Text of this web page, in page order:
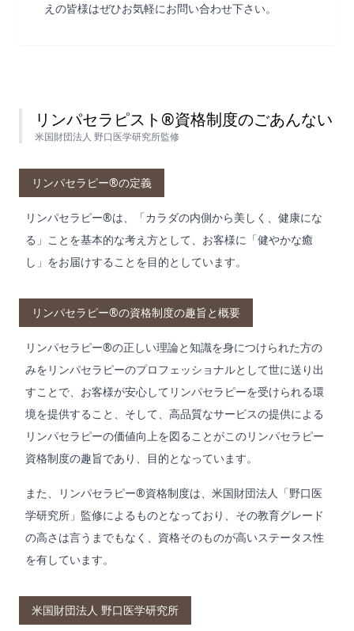
えの皆様はぜひお気軽にお問い合わせ下さい。
リンパセラピスト®資格制度のごあんない
米国財団法人 野口医学研究所監修
リンパセラピー®の定義
リンパセラピー®は、「カラダの内側から美しく、健康にな
る」ことを基本的な考え方として、お客様に「健やかな癒
し」をお届けすることを目的としています。
リンパセラピー®の資格制度の趣旨と概要
リンパセラピー®の正しい理論と知識を身につけられた方の
みをリンパセラピーのプロフェッショナルとして世に送り出
すことで、お客様が安心してリンパセラピーを受けられる環
境を提供すること、そして、高品質なサービスの提供による
リンパセラピーの価値向上を図ることがこのリンパセラピー
資格制度の趣旨であり、目的となっています。
また、リンパセラピー®資格制度は、米国財団法人「野口医
学研究所」監修によるものとなっており、その教育グレード
の高さは言うまでもなく、資格そのものが高いステータス性
を有しています。
米国財団法人 野口医学研究所